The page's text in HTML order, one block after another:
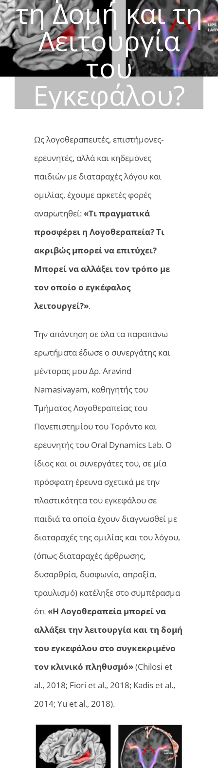
τη Δομή και τη
Λειτουργία
του
Εγκεφάλου?
Ως λογοθεραπευτές, επιστήμονες-
ερευνητές, αλλά και κηδεμόνες
παιδιών με διαταραχές λόγου και
ομιλίας, έχουμε αρκετές φορές
αναρωτηθεί: «Τι πραγματικά
προσφέρει η Λογοθεραπεία? Τι
ακριβώς μπορεί να επιτύχει?
Μπορεί να αλλάξει τον τρόπο με
τον οποίο ο εγκέφαλος
λειτουργεί?».
Την απάντηση σε όλα τα παραπάνω
ερωτήματα έδωσε ο συνεργάτης και
μέντορας μου Δρ. Aravind
Namasivayam, καθηγητής του
Τμήματος Λογοθεραπείας του
Πανεπιστημίου του Τορόντο και
ερευνητής του Oral Dynamics Lab. O
ίδιος και οι συνεργάτες του, σε μία
πρόσφατη έρευνα σχετικά με την
πλαστικότητα του εγκεφάλου σε
παιδιά τα οποία έχουν διαγνωσθεί με
διαταραχές της ομιλίας και του λόγου,
(όπως διαταραχές άρθρωσης,
δυσαρθρία, δυσφωνία, απραξία,
τραυλισμό) κατέληξε στο συμπέρασμα
ότι «Η Λογοθεραπεία μπορεί να
αλλάξει την λειτουργία και τη δομή
του εγκεφάλου στο συγκεκριμένο
τον κλινικό πληθυσμό»(Chilosi et
al., 2018; Fiori et al., 2018; Kadis et al.,
2014; Yu et al., 2018).